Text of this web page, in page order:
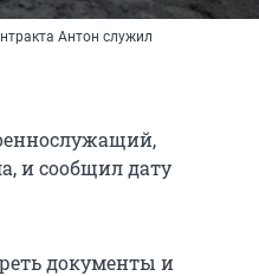
Антон служил
и сообщил дату
документы и